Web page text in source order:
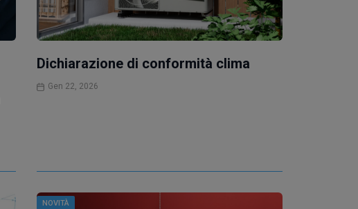
Dichiarazione di conformità clima
Gen 22, 2026
NOVITÀ